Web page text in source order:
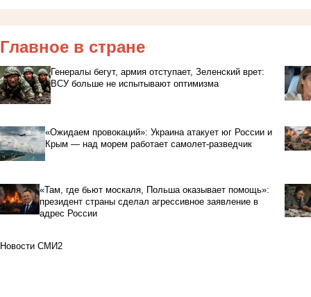
Главное в стране
Генералы бегут, армия отступает, Зеленский врет:
ВСУ больше не испытывают оптимизма
«Ожидаем провокаций»: Украина атакует юг России и
Крым — над морем работает самолет-разведчик
«Там, где бьют москаля, Польша оказывает помощь»:
президент страны сделал агрессивное заявление в
адрес России
Новости СМИ2